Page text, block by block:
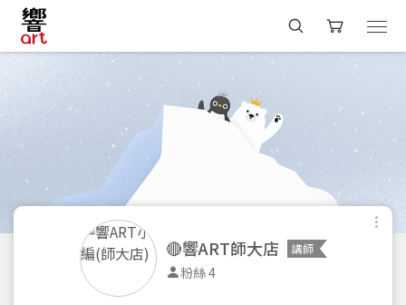
🔴響ART師大店 講師
粉絲 4